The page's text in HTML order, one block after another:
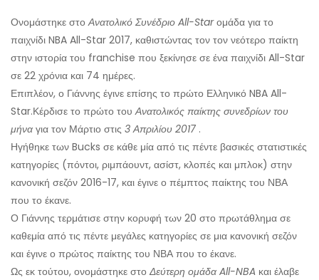
Ονομάστηκε στοΑνατολικό Συνέδριο All-Starομάδα για το
παιχνίδι NBA All-Star 2017, καθιστώντας τον τον νεότερο παίκτη
στην ιστορία του franchise που ξεκίνησε σε ένα παιχνίδι All-Star
σε 22 χρόνια και 74 ημέρες.
Επιπλέον, ο Γιάννης έγινε επίσης το πρώτο Ελληνικό NBA All-
Star.Κέρδισε το πρώτο τουΑνατολικός παίκτης συνεδρίων του
μήνα για τον Μάρτιο στις 3 Απριλίου 2017 .
Ηγήθηκε των Bucks σε κάθε μία από τις πέντε βασικές στατιστικές
κατηγορίες (πόντοι, ριμπάουντ, ασίστ, κλοπές και μπλοκ) στην
κανονική σεζόν 2016-17, και έγινε ο πέμπτος παίκτης του ΝΒΑ
που το έκανε.
Ο Γιάννης τερμάτισε στην κορυφή των 20 στο πρωτάθλημα σε
καθεμία από τις πέντε μεγάλες κατηγορίες σε μια κανονική σεζόν
και έγινε ο πρώτος παίκτης του ΝΒΑ που το έκανε.
Ως εκ τούτου, ονομάστηκε στοΔεύτερη ομάδα All-NBA και έλαβε